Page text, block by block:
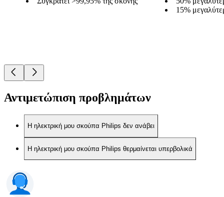
15%
Αντιμετώπιση προβλημάτων
Η ηλεκτρική μου σκούπα Philips δεν ανάβει
Η ηλεκτρική μου σκούπα Philips θερμαίνεται υπερβολικά